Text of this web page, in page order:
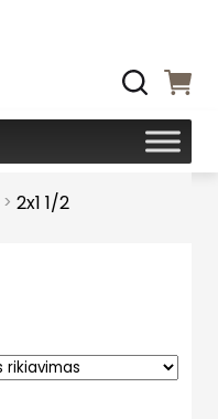
> 2x1 1/2